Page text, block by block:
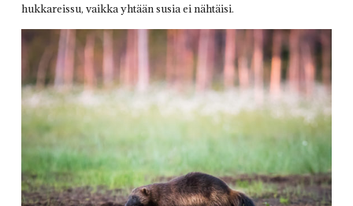
hukkareissu, vaikka yhtään susia ei nähtäisi.